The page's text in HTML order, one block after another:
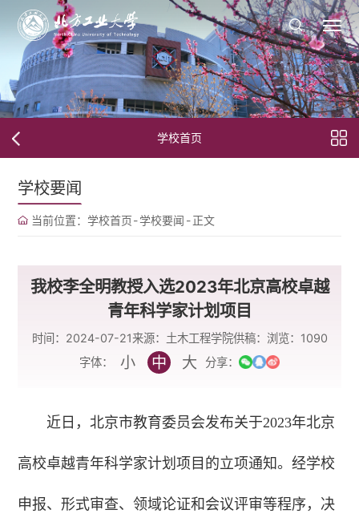
学校首页
学校要闻
当前位置： 学校首页-学校要闻 -正文
我校李全明教授入选2023年北京高校卓越
青年科学家计划项目
时间：2024-07-21来源：土木工程学院供稿： 浏览： 1090
字体：
小 中 大 分享：
近日，北京市教育委员会发布关于2023年北京
高校卓越青年科学家计划项目的立项通知。经学校
申报、形式审查、领域论证和会议评审等程序，决